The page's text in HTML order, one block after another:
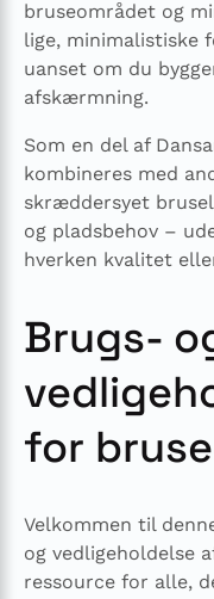
bruseområdet og
lige, minimalistiske
uanset om du
afskærmning.
Som en del af
kombineres med
skræddersyet
og pladsbehov –
hverken kvalitet
Brugs-
for
Velkommen til
og vedligeholdelse
ressource for alle,